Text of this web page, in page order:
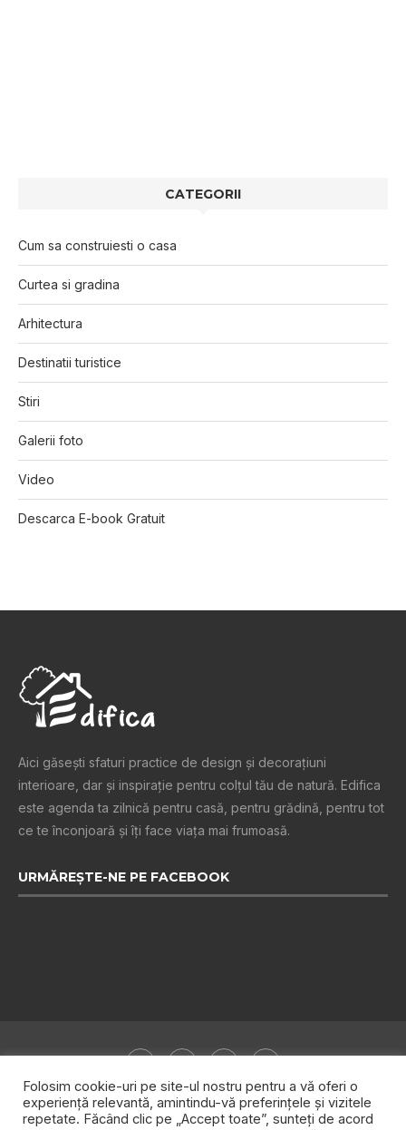
CATEGORII
Cum sa construiesti o casa
Curtea si gradina
Arhitectura
Destinatii turistice
Stiri
Galerii foto
Video
Descarca E-book Gratuit
Aici găsești sfaturi practice de design şi decoraţiuni
interioare, dar și inspiraţie pentru colţul tău de natură. Edifica
este agenda ta zilnică pentru casă, pentru grădină, pentru tot
ce te înconjoară şi îţi face viaţa mai frumoasă.
URMĂREȘTE-NE PE FACEBOOK
Folosim cookie-uri pe site-ul nostru pentru a vă oferi o
experiență relevantă, amintindu-vă preferințele și vizitele
repetate. Făcând clic pe „Accept toate”, sunteți de acord